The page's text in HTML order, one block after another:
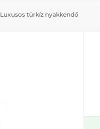
Luxusos türkíz nyakkendő